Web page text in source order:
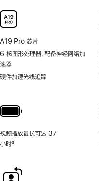
A19 Pro 芯片
6 核图形处理器，配备神经网络加
速器
硬件加速光线追踪
视频播放最长可达 37
小时3